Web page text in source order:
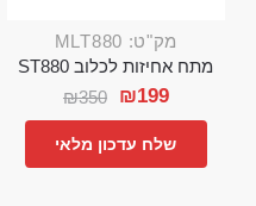
מק"ט: MLT880
מתח אחיזות לכלוב ST880
₪350 ₪199
שלח עדכון מלאי